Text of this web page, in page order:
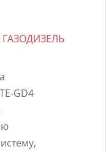
ГАЗОДИЗЕЛЬ
GD4